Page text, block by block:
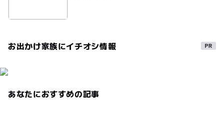
お出かけ家族にイチオシ情報
あなたにおすすめの記事